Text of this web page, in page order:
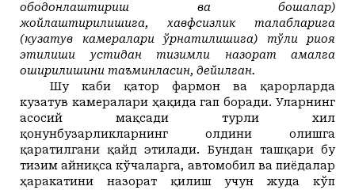
ободонлаштириш ва бошқалар)
жойлаштирилишига, хавфсизлик талабларига
(кузатув камералари ўрнатилишига) тўлиқ риоя
этилиши устидан тизимли назорат амалга
оширилишини таъминласин, дейилган.
Шу каби қатор фармон ва қарорларда
кузатув камералари ҳақида гап боради. Уларнинг
асосий мақсади турли хил
қонунбузарликларнинг олдини олишга
қаратилгани қайд этилади. Бундан ташқари бу
тизим айниқса кўчаларга, автомобил ва пиёдалар
ҳаракатини назорат қилиш учун жуда кўп